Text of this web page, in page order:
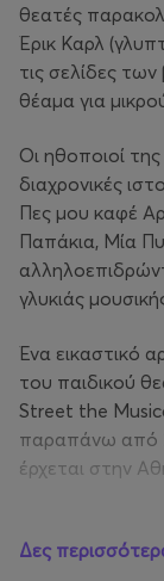
θεατές
Έρικ Καρλ
τις σελίδες
θέαμα για
Οι ηθοποιοί
διαχρονικές
Πες μου καφέ
Παπάκια, Μία
γλυκιάς
Ένα εικαστικό
του παιδικού
Street the
παραπάνω από
έρχεται στην
Δες